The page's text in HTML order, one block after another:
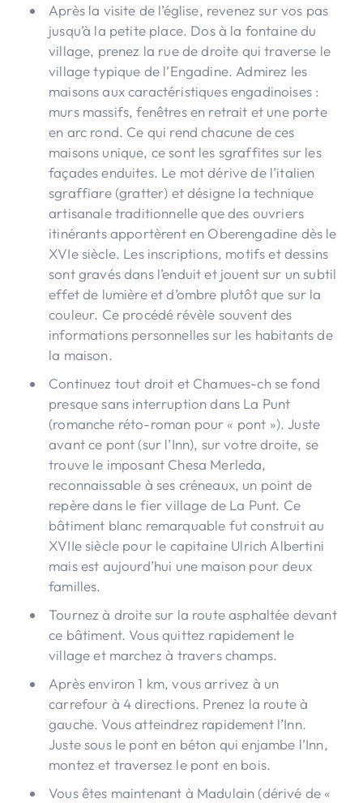
Après la visite de l’église, revenez sur vos pas
jusqu’à la petite place. Dos à la fontaine du
village, prenez la rue de droite qui traverse le
village typique de l’Engadine. Admirez les
maisons aux caractéristiques engadinoises :
murs massifs, fenêtres en retrait et une porte
en arc rond. Ce qui rend chacune de ces
maisons unique, ce sont les sgraffites sur les
façades enduites. Le mot dérive de l’italien
sgraffiare (gratter) et désigne la technique
artisanale traditionnelle que des ouvriers
itinérants apportèrent en Oberengadine dès le
XVIe siècle. Les inscriptions, motifs et dessins
sont gravés dans l’enduit et jouent sur un subtil
effet de lumière et d’ombre plutôt que sur la
couleur. Ce procédé révèle souvent des
informations personnelles sur les habitants de
la maison.
Continuez tout droit et Chamues-ch se fond
presque sans interruption dans La Punt
(romanche réto-roman pour « pont »). Juste
avant ce pont (sur l’Inn), sur votre droite, se
trouve le imposant Chesa Merleda,
reconnaissable à ses créneaux, un point de
repère dans le fier village de La Punt. Ce
bâtiment blanc remarquable fut construit au
XVIIe siècle pour le capitaine Ulrich Albertini
mais est aujourd’hui une maison pour deux
familles.
Tournez à droite sur la route asphaltée devant
ce bâtiment. Vous quittez rapidement le
village et marchez à travers champs.
Après environ 1 km, vous arrivez à un
carrefour à 4 directions. Prenez la route à
gauche. Vous atteindrez rapidement l’Inn.
Juste sous le pont en béton qui enjambe l’Inn,
montez et traversez le pont en bois.
Vous êtes maintenant à Madulain (dérivé de «